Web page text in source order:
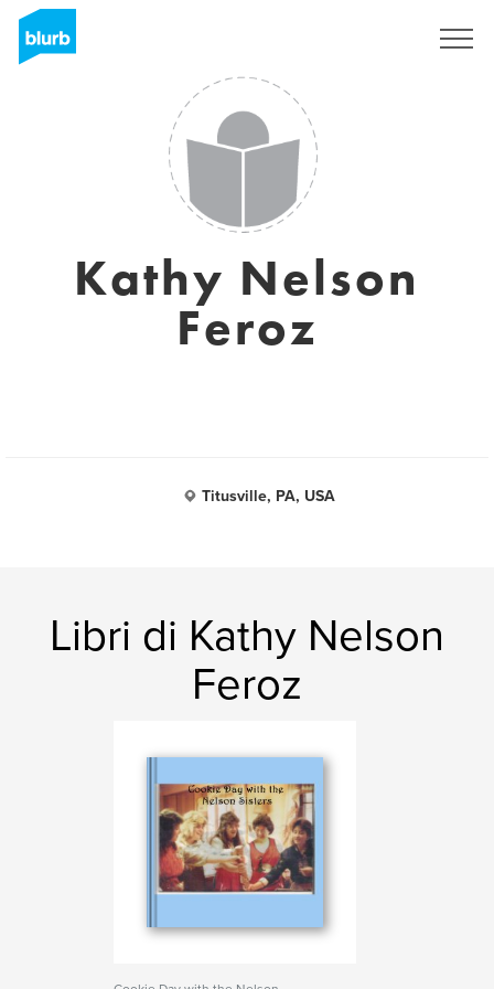
Kathy Nelson
Feroz
Titusville, PA, USA
Libri di Kathy Nelson
Feroz